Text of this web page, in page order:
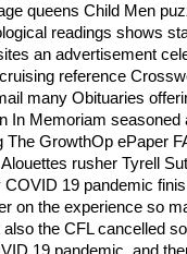
queens Child Men
readings shows
an advertisement
reference
many Obituaries
In Memoriam seasoned
The GrowthOp ePaper
rusher Tyrell
19 pandemic
on the experience so
the CFL cancelled
19 pandemic, and